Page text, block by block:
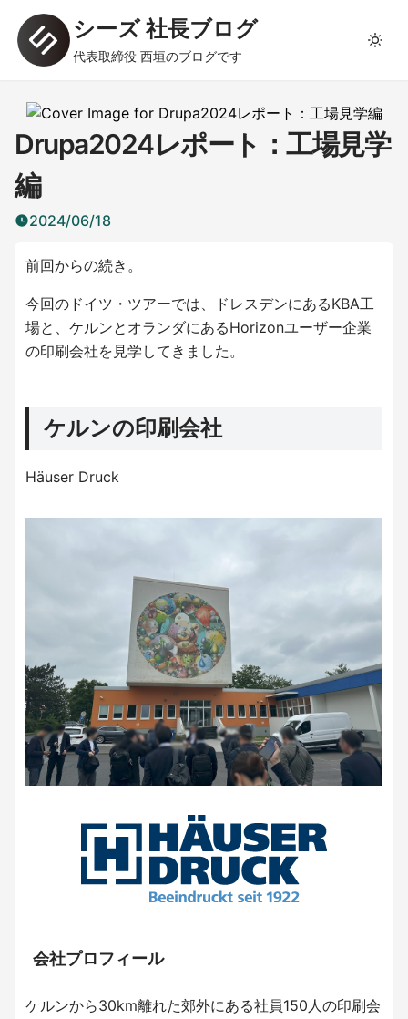
シーズ 社長ブログ
代表取締役 西垣のブログです
Drupa2024レポート：工場見学
編
2024/06/18
前回からの続き。
今回のドイツ・ツアーでは、ドレスデンにあるKBA工
場と、ケルンとオランダにあるHorizonユーザー企業
の印刷会社を見学してきました。
ケルンの印刷会社
Häuser Druck
会社プロフィール
ケルンから30km離れた郊外にある社員150人の印刷会